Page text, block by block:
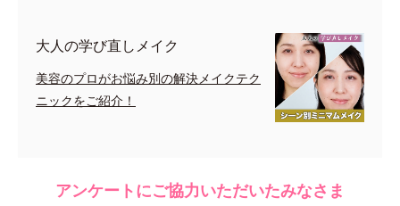
大人の学び直しメイク
美容のプロがお悩み別の解決メイクテク
ニックをご紹介！
アンケートにご協力いただいたみなさま